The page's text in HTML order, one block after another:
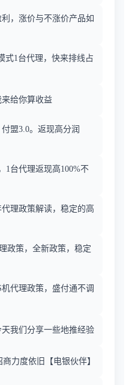
利，涨价与不涨价产品如
式1台代理，快来排线占
给你算收益
盟3.0。返现高分润
1台代理返现高100%不
代理政策解读，稳定的高
政策，全新政策，稳定
代理政策，盛付通不调
我们分享一些地推经验
力度依旧【电银伙伴】